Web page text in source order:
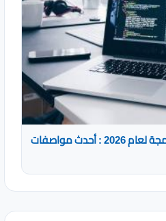
أفضل أجهزة اللاب توب للبرمجة لعام 2026 : أحدث مواصفات